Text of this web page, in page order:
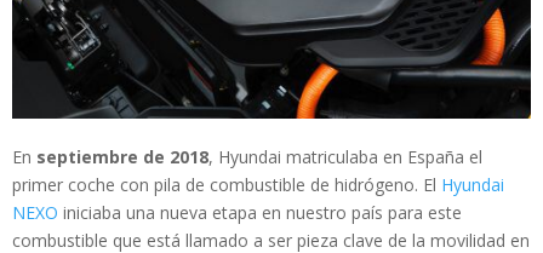
En septiembre de 2018, Hyundai matriculaba en España el
primer coche con pila de combustible de hidrógeno. El Hyundai
NEXO iniciaba una nueva etapa en nuestro país para este
combustible que está llamado a ser pieza clave de la movilidad en